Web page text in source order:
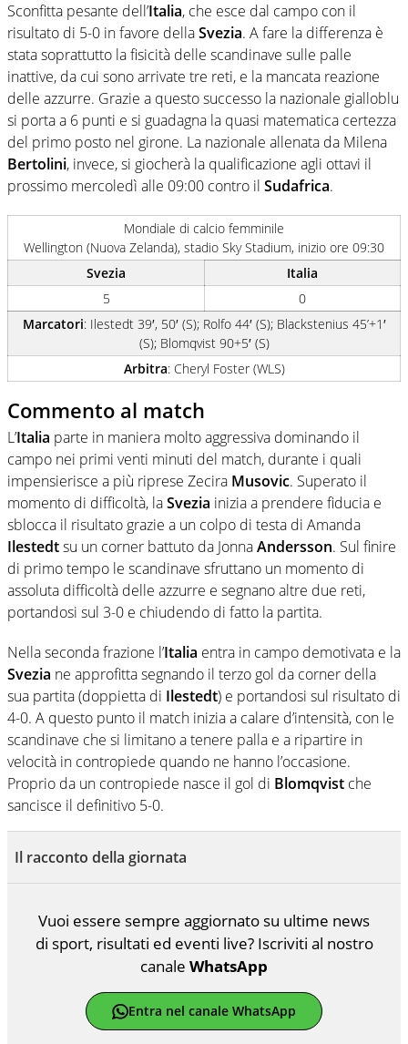
Sconfitta pesante dell’Italia, che esce dal campo con il
risultato di 5-0 in favore dellaSvezia. A fare la differenza è
stata soprattutto la fisicità delle scandinave sulle palle
inattive, da cui sono arrivate tre reti, e la mancata reazione
delle azzurre. Grazie a questo successo la nazionale gialloblu
si porta a 6 punti e si guadagna la quasi matematica certezza
del primo posto nel girone. La nazionale allenata da Milena
Bertolini, invece, si giocherà la qualificazione agli ottavi il
prossimo mercoledì alle 09:00 contro il Sudafrica.
Mondiale di calcio femminile
Wellington (Nuova Zelanda), stadio Sky Stadium, inizio ore 09:30
Svezia
Italia
5
0
Marcatori: Ilestedt 39′, 50′ (S); Rolfo 44′ (S); Blackstenius 45’+1′
(S); Blomqvist 90+5′ (S)
Arbitra: Cheryl Foster (WLS)
Commento al match
L’Italia parte in maniera molto aggressiva dominando il
campo nei primi venti minuti del match, durante i quali
impensierisce a più riprese Zecira Musovic. Superato il
momento di difficoltà, laSvezia inizia a prendere fiducia e
sblocca il risultato grazie a un colpo di testa di Amanda
Ilestedtsu un corner battuto da JonnaAndersson. Sul finire
di primo tempo le scandinave sfruttano un momento di
assoluta difficoltà delle azzurre e segnano altre due reti,
portandosi sul 3-0 e chiudendo di fatto la partita.
Nella seconda frazione l’Italia entra in campo demotivata e la
Svezia ne approfitta segnando il terzo gol da corner della
sua partita (doppietta di Ilestedt) e portandosi sul risultato di
4-0. A questo punto il match inizia a calare d’intensità, con le
scandinave che si limitano a tenere palla e a ripartire in
velocità in contropiede quando ne hanno l’occasione.
Proprio da un contropiede nasce il gol di Blomqvist che
sancisce il definitivo 5-0.
Il racconto della giornata
Vuoi essere sempre aggiornato su ultime news
di sport, risultati ed eventi live? Iscriviti al nostro
canale WhatsApp
Entra nel canale WhatsApp